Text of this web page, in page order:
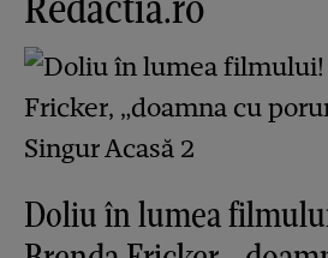
Doliu în lumea